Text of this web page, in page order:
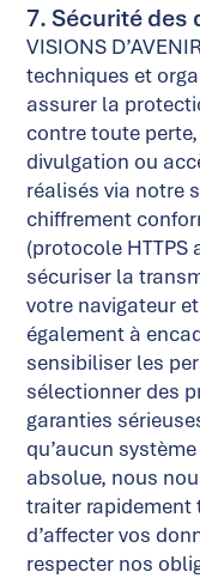
7. Sécurité des
VISIONS
techniques et
assurer la
contre toute
divulgation ou
réalisés via notre
chiffrement
(protocole HTTPS
sécuriser la
votre navigateur
également à
sensibiliser les
sélectionner des
garanties
qu’aucun
absolue, nous
traiter
d’affecter vos
respecter nos